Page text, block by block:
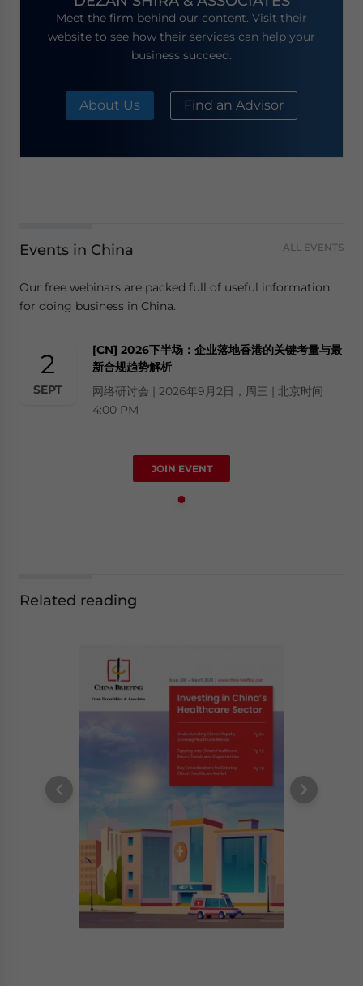
Meet the firm behind our content. Visit their
website to see how their services can help your
business succeed.
About Us Find an Advisor
Events in China ALL EVENTS
Our free webinars are packed full of useful information
for doing business in China.
2
SEPT
[CN] 2026下半场：企业落地香港的关键考量与最
新合规趋势解析
网络研讨会 | 2026年9月2日，周三 | 北京时间
4:00 PM
JOIN EVENT
Related reading